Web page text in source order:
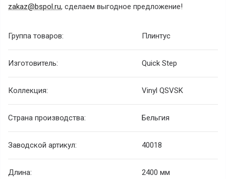
zakaz@bspol.ru, сделаем выгодное предложение!
Группа товаров: Плинтус
Изготовитель: Quick Step
Коллекция: Vinyl QSVSK
Страна производства: Бельгия
Заводской артикул: 40018
Длина: 2400 мм